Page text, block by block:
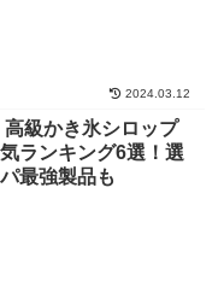
2024.03.12
高級かき氷シロップ
ランキング6選！選
最強製品も